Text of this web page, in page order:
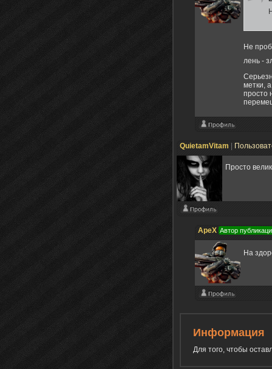
Не
лень -
метки,
просто
QuietamVitam
Просто
ApeX Автор
На
Информация
Для того, чтобы